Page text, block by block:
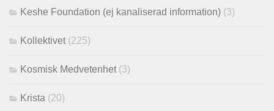
Keshe Foundation (ej kanaliserad information) (3)
Kollektivet (225)
Kosmisk Medvetenhet (3)
Krista (20)